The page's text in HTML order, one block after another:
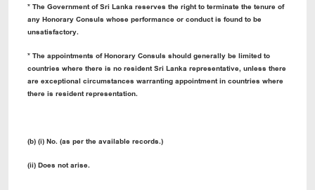
* The Government of Sri Lanka reserves the right to terminate the tenure of
any Honorary Consuls whose performance or conduct is found to be
unsatisfactory.
* The appointments of Honorary Consuls should generally be limited to
countries where there is no resident Sri Lanka representative, unless there
are exceptional circumstances warranting appointment in countries where
there is resident representation.
(b) (i) No. (as per the available records.)
(ii) Does not arise.